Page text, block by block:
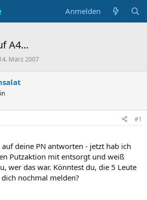
Anmelden
A4...
März 2007
#1
deine PN antworten - jetzt hab ich
Putzaktion mit entsorgt und weiß
wer das war. Könntest du, die 5 Leute
nochmal melden?